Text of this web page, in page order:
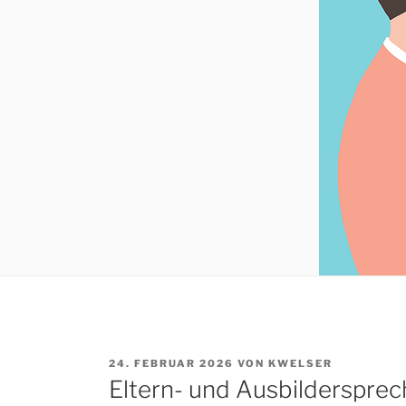
VERÖFFENTLICHT
AM
24. FEBRUAR 2026 VON KWELSER
Eltern- und